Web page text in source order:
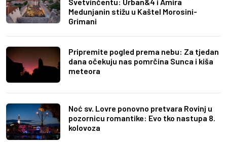
Medunjanin stižu u Kaštel Morosini-
Grimani
Pripremite pogled prema nebu: Za tjedan
dana očekuju nas pomrčina Sunca i kiša
meteora
Noć sv. Lovre ponovno pretvara Rovinj u
pozornicu romantike: Evo tko nastupa 8.
kolovoza